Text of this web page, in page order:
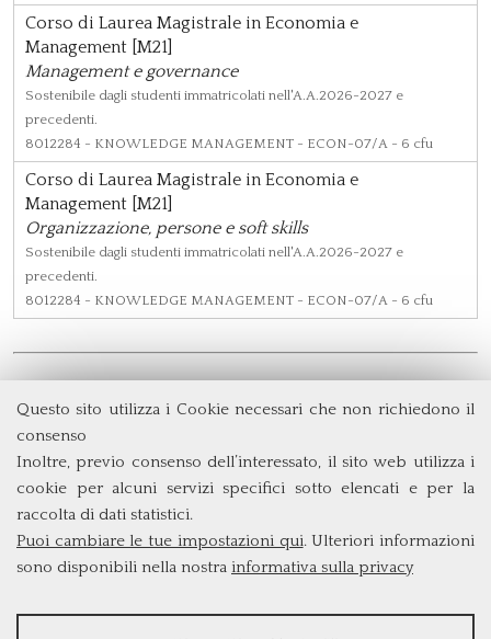
Questo sito utilizza i Cookie necessari che non richiedono il
consenso
Inoltre, previo consenso dell’interessato, il sito web utilizza i
cookie per alcuni servizi specifici sotto elencati e per la
raccolta di dati statistici.
Puoi cambiare le tue impostazioni qui. Ulteriori informazioni
sono disponibili nella nostra informativa sulla privacy
STATISTICHE
Corso di Laurea Magistrale in Economia e
Management [M21]
Management e governance
Sostenibile dagli studenti immatricolati nell'A.A.2026-2027 e
precedenti.
8012284 - KNOWLEDGE MANAGEMENT - ECON-07/A - 6 cfu
Corso di Laurea Magistrale in Economia e
Management [M21]
Organizzazione, persone e soft skills
Sostenibile dagli studenti immatricolati nell'A.A.2026-2027 e
precedenti.
8012284 - KNOWLEDGE MANAGEMENT - ECON-07/A - 6 cfu
Università degli Studi di Roma Tor Vergata
Via Columbia, 2
00133 Roma (Italia)
Tel. +39 06 7259 3299/5837
biennio@clem.uniroma2.it